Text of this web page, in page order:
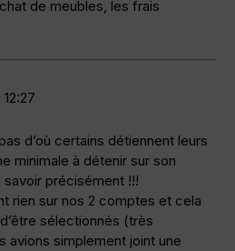
de meubles, les frais
d’où certains détiennent leurs
minimale à détenir sur son
savoir précisément !!!
rien sur nos 2 comptes et cela
sélectionnés (très
avions simplement joint une